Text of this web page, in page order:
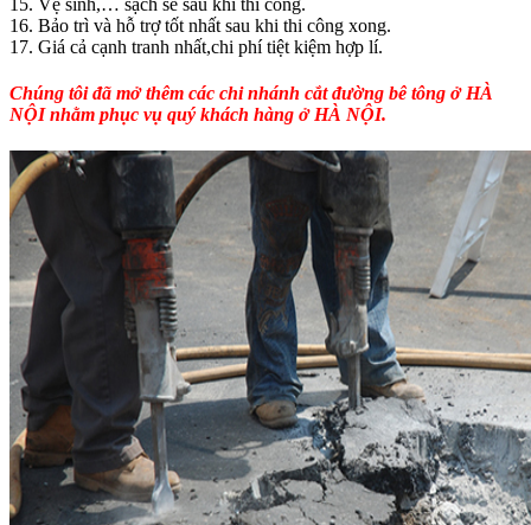
16. Bảo trì và hỗ trợ tốt nhất sau khi thi công xong.
17. Giá cả cạnh tranh nhất,chi phí tiệt kiệm hợp lí.
Chúng tôi đã mở thêm các chi nhánh cắt đường bê tông ở HÀ
NỘI nhằm phục vụ quý khách hàng ở HÀ NỘI.